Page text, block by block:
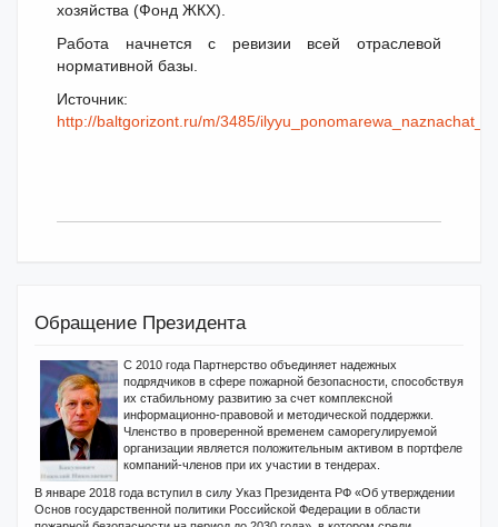
хозяйства (Фонд ЖКХ).
Работа начнется с ревизии всей отраслевой
нормативной базы.
Источник:
http://baltgorizont.ru/m/3485/
Обращение Президента
С 2010 года Партнерство объединяет надежных
подрядчиков в сфере пожарной безопасности, способствуя
их стабильному развитию за счет комплексной
информационно-правовой и методической поддержки.
Членство в проверенной временем саморегулируемой
организации является положительным активом в портфеле
компаний-членов при их участии в тендерах.
В январе 2018 года вступил в силу Указ Президента РФ «Об утверждении
Основ государственной политики Российской Федерации в области